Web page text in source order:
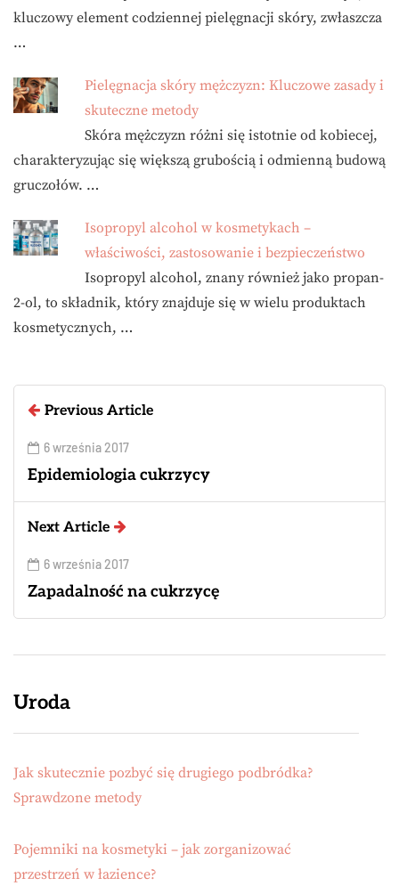
kluczowy element codziennej pielęgnacji skóry, zwłaszcza
…
Pielęgnacja skóry mężczyzn: Kluczowe zasady i
skuteczne metody
Skóra mężczyzn różni się istotnie od kobiecej,
charakteryzując się większą grubością i odmienną budową
gruczołów. …
Isopropyl alcohol w kosmetykach –
właściwości, zastosowanie i bezpieczeństwo
Isopropyl alcohol, znany również jako propan-
2-ol, to składnik, który znajduje się w wielu produktach
kosmetycznych, …
Previous Article
6 września 2017
Epidemiologia cukrzycy
Next Article
6 września 2017
Zapadalność na cukrzycę
Uroda
Jak skutecznie pozbyć się drugiego podbródka?
Sprawdzone metody
Pojemniki na kosmetyki – jak zorganizować
przestrzeń w łazience?